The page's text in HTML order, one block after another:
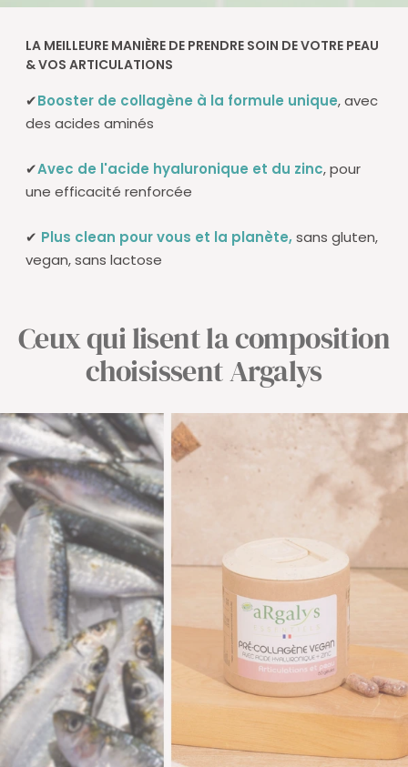
LA MEILLEURE MANIÈRE DE PRENDRE SOIN DE VOTRE PEAU
& VOS ARTICULATIONS
✔Booster de collagène à la formule unique, avec
des acides aminés
✔Avec de l'acide hyaluronique et du zinc, pour
une efficacité renforcée
✔ Plus clean pour vous et la planète,sans gluten,
vegan, sans lactose
Ceux qui lisent la composition
choisissent Argalys